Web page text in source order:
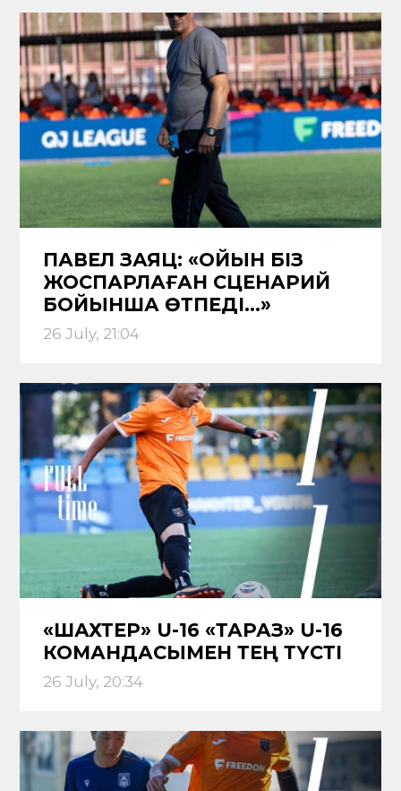
ПАВЕЛ ЗАЯЦ: «ОЙЫН БІЗ
ЖОСПАРЛАҒАН СЦЕНАРИЙ
БОЙЫНША ӨТПЕДІ…»
26 July, 21:04
«ШАХТЕР» U-16 «ТАРАЗ» U-16
КОМАНДАСЫМЕН ТЕҢ ТҮСТІ
26 July, 20:34